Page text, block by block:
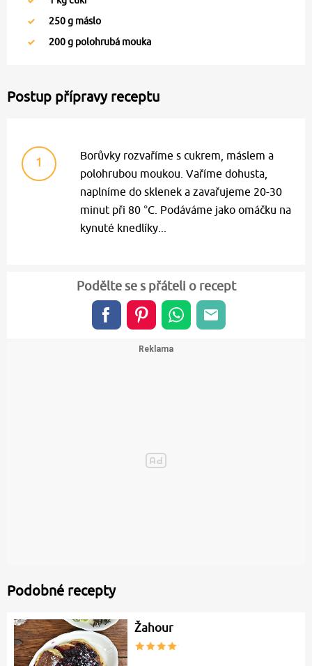
250g máslo
200g polohrubá mouka
Postup přípravy receptu
1
Borůvky rozvaříme s cukrem, máslem a
polohrubou moukou. Vaříme dohusta,
naplníme do sklenek a zavařujeme 20-30
minut při 80 °C. Podáváme jako omáčku na
kynuté knedlíky...
Podělte se s přáteli o recept
Podobné recepty
Žahour